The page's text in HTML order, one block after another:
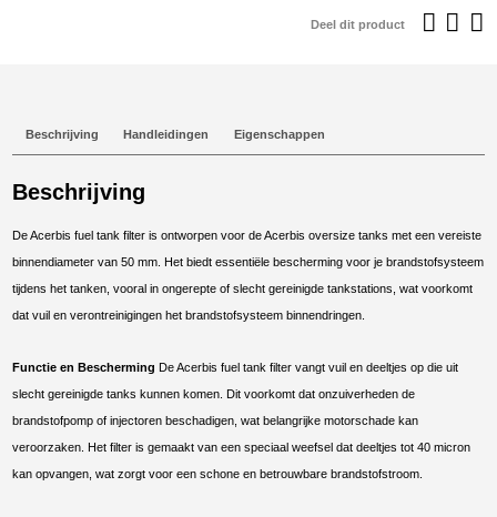
Deel dit product
Beschrijving Handleidingen Eigenschappen
Beschrijving
De Acerbis fuel tank filter is ontworpen voor de Acerbis oversize tanks met een vereiste
binnendiameter van 50 mm. Het biedt essentiële bescherming voor je brandstofsysteem
tijdens het tanken, vooral in ongerepte of slecht gereinigde tankstations, wat voorkomt
dat vuil en verontreinigingen het brandstofsysteem binnendringen.
Functie en Bescherming De Acerbis fuel tank filter vangt vuil en deeltjes op die uit
slecht gereinigde tanks kunnen komen. Dit voorkomt dat onzuiverheden de
brandstofpomp of injectoren beschadigen, wat belangrijke motorschade kan
veroorzaken. Het filter is gemaakt van een speciaal weefsel dat deeltjes tot 40 micron
kan opvangen, wat zorgt voor een schone en betrouwbare brandstofstroom.